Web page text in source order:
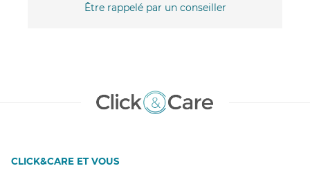
Être rappelé par un conseiller
CLICK&CARE ET VOUS